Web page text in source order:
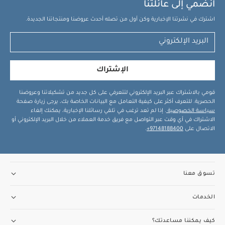
انضمي إلى عائلتنا
اشترك في نشرتنا الإخبارية وكن أول من تصله أحدث عروضنا ومنتجاتنا الجديدة.
الإشتراك
قومي بالاشتراك عبر البريد الإلكتروني لتتعرفي على كل جديد من تشكيلاتنا وعروضنا
الحصرية. للتعرف أكثر على كيفية التعامل مع البيانات الخاصة بك، يرجى زيارة صفحة
سياسة الخصوصية . إذا لم تعد ترغب في تلقي رسائلنا الإخبارية، يمكنك إلغاء
الاشتراك في أي وقت عبر التواصل مع فريق خدمة العملاء من خلال البريد الإلكتروني أو
الاتصال على 97148188400+
.
تسوق معنا
الخدمات
كيف يمكننا مساعدتك؟